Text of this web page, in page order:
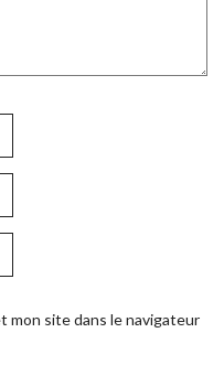
mon site dans le navigateur